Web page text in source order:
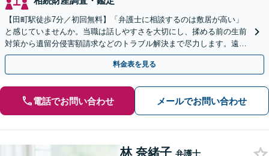
【田町駅徒歩7分／初回無料】「弁護士に相談するのは敷居が高い」
と感じていませんか。当職は話しやすさを大切にし、揉める前の生前
対策から遺留分侵害額請求などのトラブル解決まで尽力します。遠方
にお住まいの方もWeb面談で安心してご相談いただけます
料金表を見る
電話でお問い合わせ メールでお問い合わせ
林 奈緒子 弁護士